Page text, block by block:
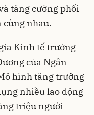
tăng cường phối
cùng nhau.
Kinh tế trưởng
của Ngân
hình tăng trưởng
nhiều lao động
triệu người